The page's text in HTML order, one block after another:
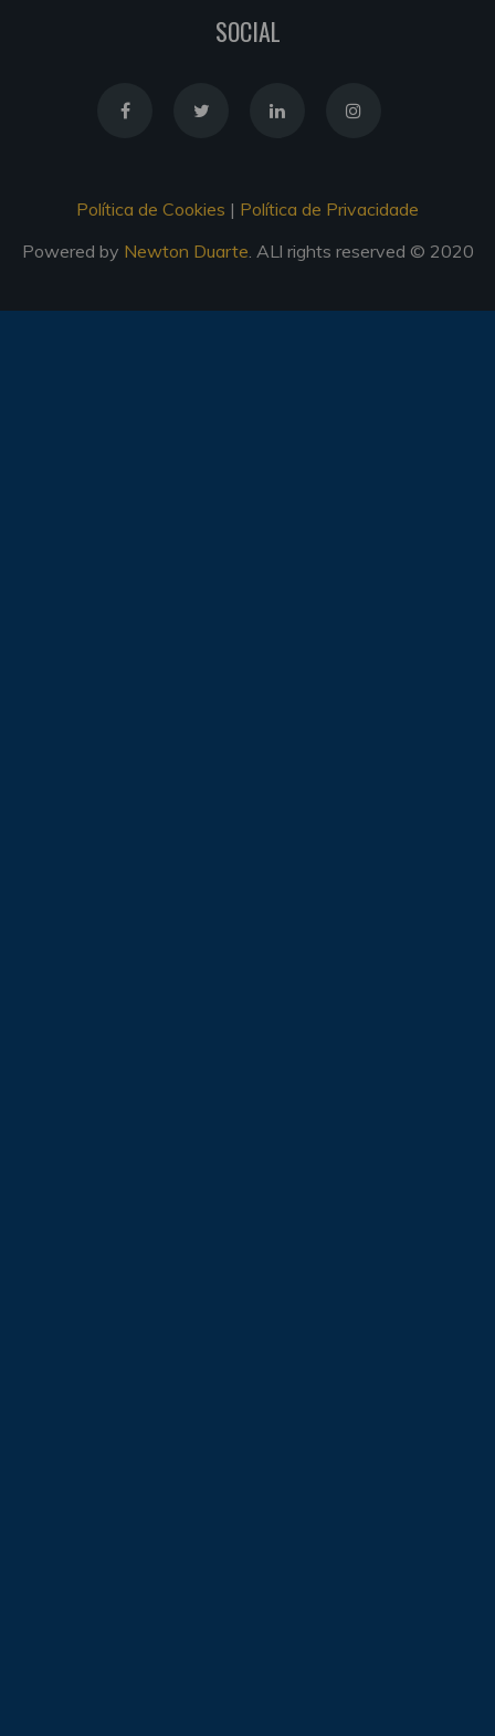
SOCIAL
Política de Cookies | Política de Privacidade
Powered by Newton Duarte. ALl rights reserved © 2020